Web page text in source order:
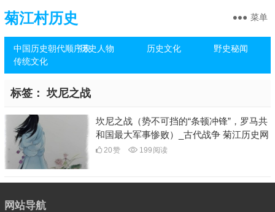
菊江村历史
中国历史朝代顺序表历史人物 历史文化
野史秘闻
传统文化
菜单
标签：坎尼之战
坎尼之战（势不可挡的“条顿冲锋”，罗马共
和国最大军事惨败）_古代战争 菊江历史网
20赞 199 阅读
网站导航